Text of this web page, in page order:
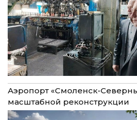
Аэропорт «Смоленск-
масштабной реконструкции